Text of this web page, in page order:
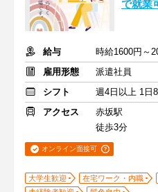
で就業
給与
時給1600円～
雇用形態
派遣社員
シフト
週4日以上 1日
アクセス
赤坂駅
徒歩3分
オンライン面接可
大学生歓迎 在宅ワーク・内職